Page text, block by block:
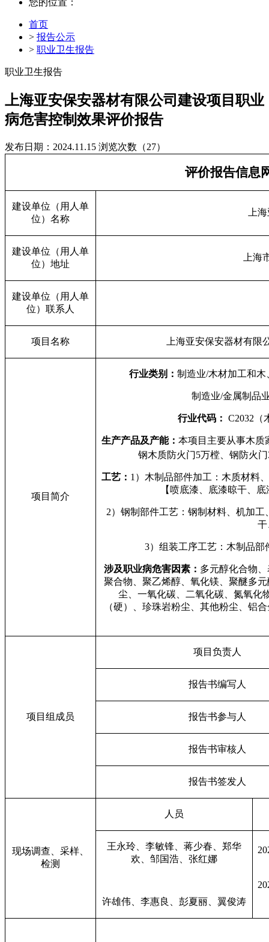
您的位置：
首页
> 报告公示
> 职业卫生报告
职业卫生报告
上海亚安保安器材有限公司建设项目职业
病危害控制效果评价报告
发布日期：2024.11.15 浏览次数（27）
评价报告信息
建设单位（用人单
位）名称
上
建设单位（用人单
位）地址
上海
建设单位（用人单
位）联系人
项目名称 上海亚安保安器材有限
项目简介
行业类别： 制造业/木材加工和
制造业/金属制品
行业代码： C2032
生产产品及产能： 本项目主要从事木质
钢木质防火门5万樘、钢防火门
工艺： 1 ）木制品部件加工：木质材料
【喷底漆、底漆晾干、
2）钢制部件工艺：钢制材料、机加
干
3）组装工序工艺：木制品
涉及职业病危害因素： 多元醇化合物
聚合物、聚乙烯醇、氧化镁、聚醚多
尘、一氧化碳、二氧化碳、氮氧化
（硬）、珍珠岩粉尘、其他粉尘、铝
项目组成员
项目负责人
报告书编写人
报告书参与人
报告书审核人
报告书签发人
现场调查、采样、
检测
人员
王永玲、李敏锋、蒋少春、郑华
欢、邹国浩、张红娜
许雄伟、李惠良、彭夏丽、翼俊涛